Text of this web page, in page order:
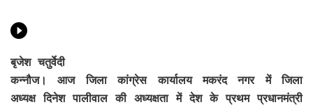
बृजेश चतुर्वेदी
कन्नौज। आज जिला कांग्रेस कार्यालय मकरंद नगर में जिला
अध्यक्ष दिनेश पालीवाल की अध्यक्षता में देश के प्रथम प्रधानमंत्री